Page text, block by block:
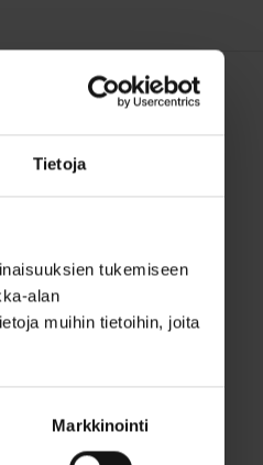
Tietoja
tukemiseen
alan
muihin tietoihin, joita
Markkinointi